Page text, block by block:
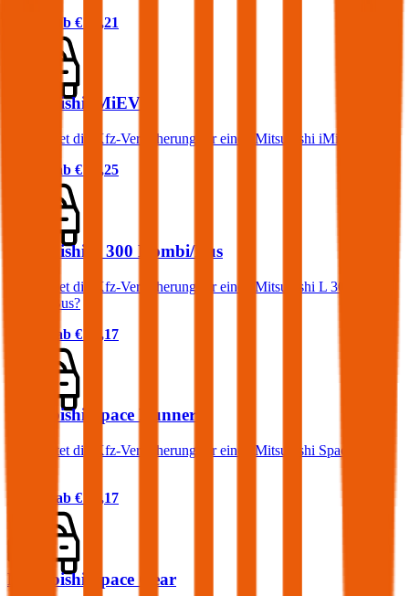
Prämie ab € 35,21
Mitsubishi iMiEV
Was kostet die Kfz-Versicherung für einen Mitsubishi iMiEV?
Prämie ab € 16,25
Mitsubishi L 300 Kombi/Bus
Was kostet die Kfz-Versicherung für einen Mitsubishi L 300
Kombi/Bus?
Prämie ab € 36,17
Mitsubishi Space Runner
Was kostet die Kfz-Versicherung für einen Mitsubishi Space
Prämie ab € 43,17
Mitsubishi Space Gear